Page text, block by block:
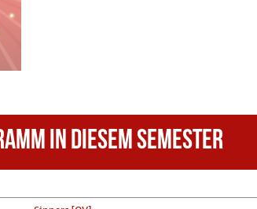
in diesem Semester